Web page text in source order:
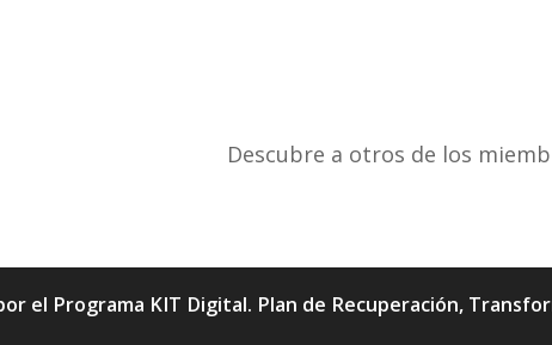
Descubre a otros de los
el Programa KIT Digital. Plan de Recuperación,